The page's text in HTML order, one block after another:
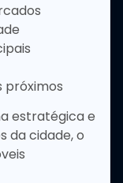
próximos
estratégica e
da cidade, o